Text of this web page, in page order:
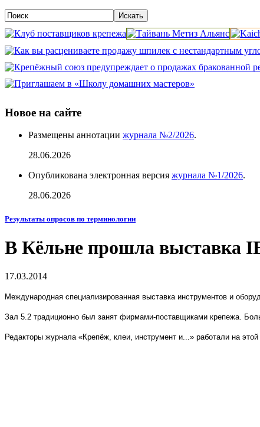
Новое на сайте
Размещены аннотации журнала №2/2026.
28.06.2026
Опубликована электронная версия журнала №1/2026.
28.06.2026
Результаты опросов по терминологии
В Кёльне прошла выставка
17.03.2014
Международная специализированная выставка инструментов и
Зал 5.2 традиционно был занят фирмами-поставщиками крепежа.
Редакторы журнала «Крепёж, клеи, инструмент и...» работали на